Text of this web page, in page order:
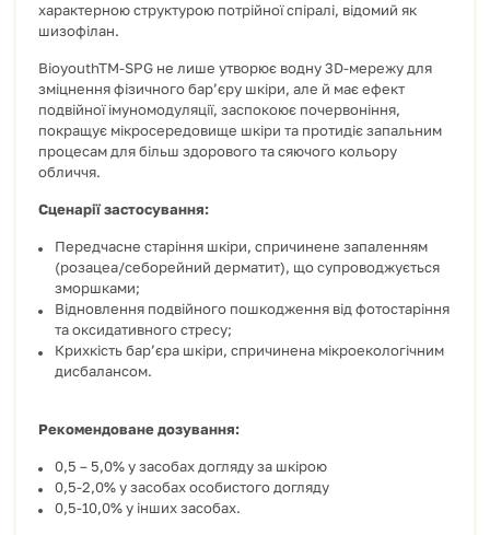
характерною структурою потрійної спіралі, відомий як
шизофілан.
BioyouthTM-SPG не лише утворює водну 3D-мережу для
зміцнення фізичного бар’єру шкіри, але й має ефект
подвійної імуномодуляції, заспокоює почервоніння,
покращує мікросередовище шкіри та протидіє запальним
процесам для більш здорового та сяючого кольору
обличчя.
Сценарії застосування:
Передчасне старіння шкіри, спричинене запаленням
(розацеа/себорейний дерматит), що супроводжується
зморшками;
Відновлення подвійного пошкодження від фотостаріння
та оксидативного стресу;
Крихкість бар’єра шкіри, спричинена мікроекологічним
дисбалансом.
Рекомендоване дозування:
0,5 – 5,0% у засобах догляду за шкірою
0,5-2,0% у засобах особистого догляду
0,5-10,0% у інших засобах.